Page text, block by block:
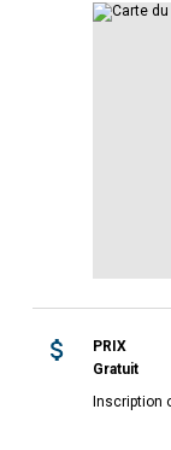
PRIX
Gratuit
Inscription